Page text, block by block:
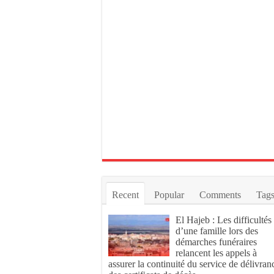
Recent Popular Comments Tags
El Hajeb : Les difficultés
d’une famille lors des
démarches funéraires
relancent les appels à
assurer la continuité du service de